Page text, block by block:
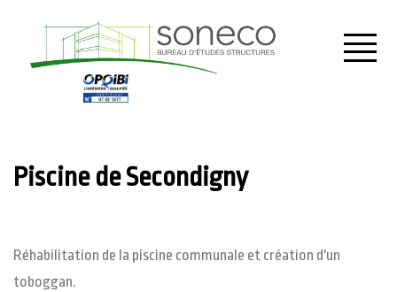
Menu
Piscine de Secondigny
Réhabilitation de la piscine communale et création d'un
toboggan.